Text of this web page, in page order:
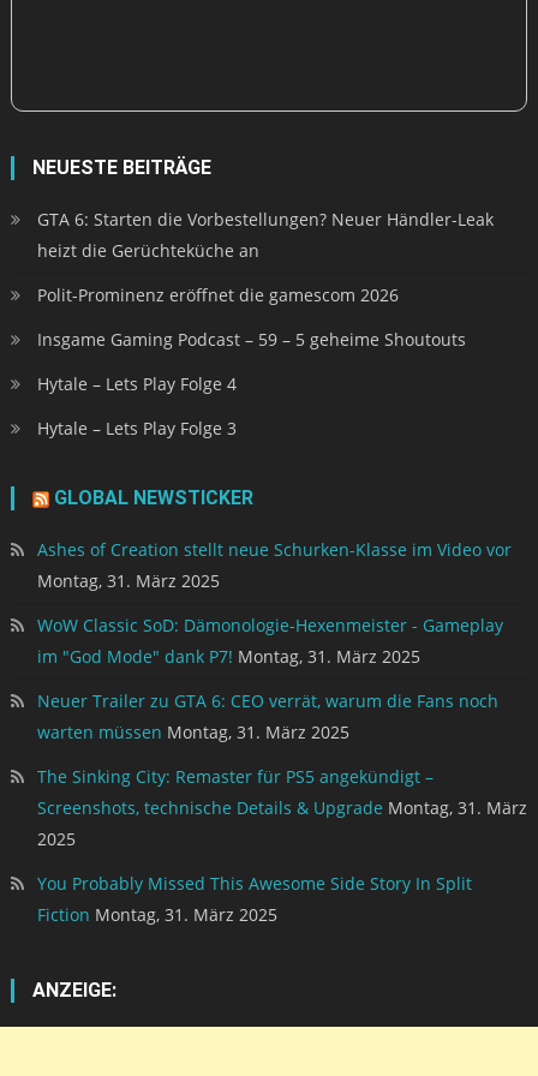
NEUESTE BEITRÄGE
GTA 6: Starten die Vorbestellungen? Neuer Händler-Leak
heizt die Gerüchteküche an
Polit-Prominenz eröffnet die gamescom 2026
Insgame Gaming Podcast – 59 – 5 geheime Shoutouts
Hytale – Lets Play Folge 4
Hytale – Lets Play Folge 3
GLOBAL NEWSTICKER
Ashes of Creation stellt neue Schurken-Klasse im Video vor
Montag, 31. März 2025
WoW Classic SoD: Dämonologie-Hexenmeister - Gameplay
im "God Mode" dank P7! Montag, 31. März 2025
Neuer Trailer zu GTA 6: CEO verrät, warum die Fans noch
warten müssen Montag, 31. März 2025
The Sinking City: Remaster für PS5 angekündigt –
Screenshots, technische Details & Upgrade Montag, 31. März
2025
You Probably Missed This Awesome Side Story In Split
Fiction Montag, 31. März 2025
ANZEIGE: